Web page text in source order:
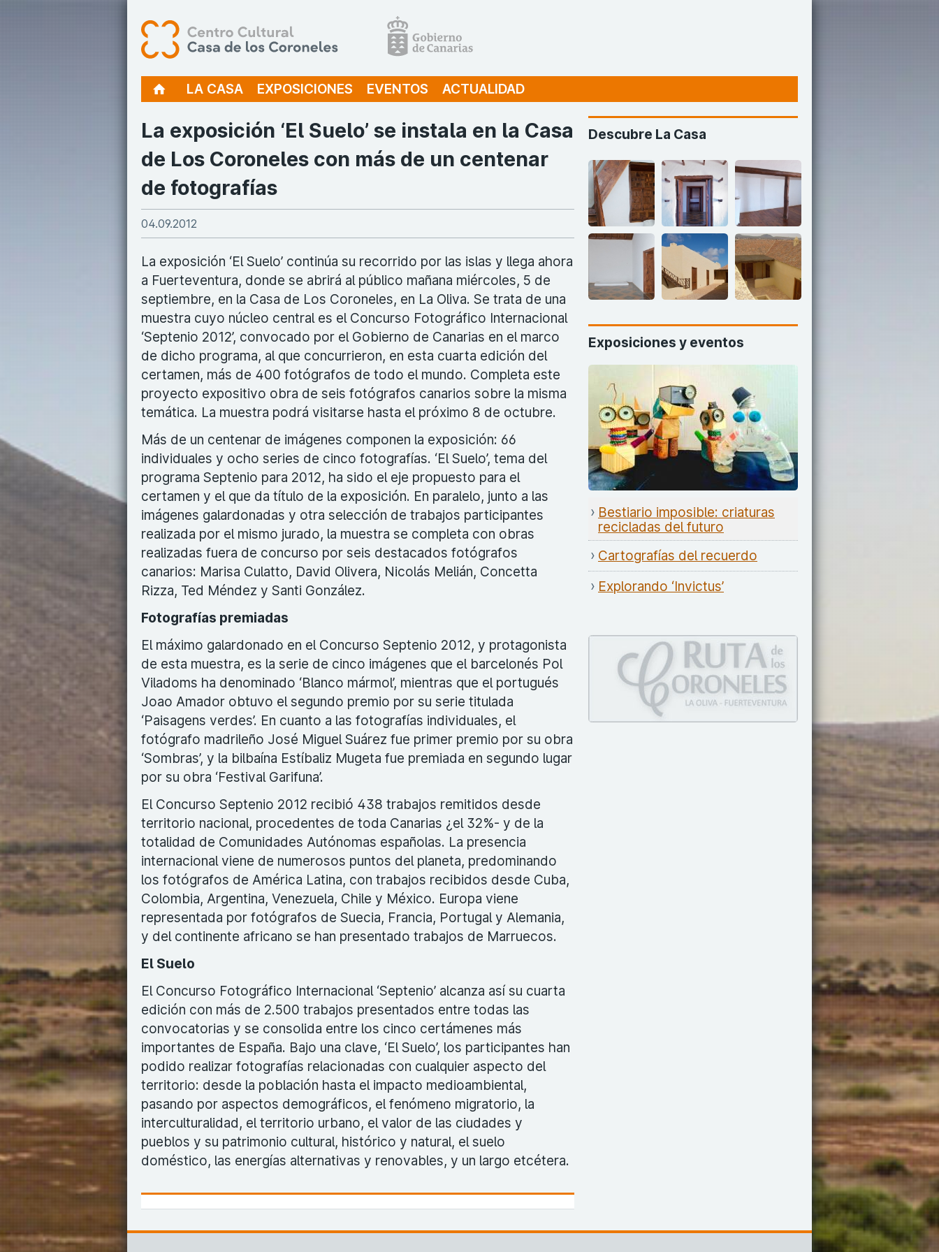
LA CASA EXPOSICIONES EVENTOS ACTUALIDAD
La exposición ‘El Suelo’ se instala en la Casa
de Los Coroneles con más de un centenar
de fotografías
04.09.2012
La exposición ‘El Suelo’ continúa su recorrido por las islas y llega ahora
a Fuerteventura, donde se abrirá al público mañana miércoles, 5 de
septiembre, en la Casa de Los Coroneles, en La Oliva. Se trata de una
muestra cuyo núcleo central es el Concurso Fotográfico Internacional
‘Septenio 2012’, convocado por el Gobierno de Canarias en el marco
de dicho programa, al que concurrieron, en esta cuarta edición del
certamen, más de 400 fotógrafos de todo el mundo. Completa este
proyecto expositivo obra de seis fotógrafos canarios sobre la misma
temática. La muestra podrá visitarse hasta el próximo 8 de octubre.
Más de un centenar de imágenes componen la exposición: 66
individuales y ocho series de cinco fotografías. ‘El Suelo’, tema del
programa Septenio para 2012, ha sido el eje propuesto para el
certamen y el que da título de la exposición. En paralelo, junto a las
imágenes galardonadas y otra selección de trabajos participantes
realizada por el mismo jurado, la muestra se completa con obras
realizadas fuera de concurso por seis destacados fotógrafos
canarios: Marisa Culatto, David Olivera, Nicolás Melián, Concetta
Rizza, Ted Méndez y Santi González.
Fotografías premiadas
El máximo galardonado en el Concurso Septenio 2012, y protagonista
de esta muestra, es la serie de cinco imágenes que el barcelonés Pol
Viladoms ha denominado ‘Blanco mármol’, mientras que el portugués
Joao Amador obtuvo el segundo premio por su serie titulada
‘Paisagens verdes’. En cuanto a las fotografías individuales, el
fotógrafo madrileño José Miguel Suárez fue primer premio por su obra
‘Sombras’, y la bilbaína Estíbaliz Mugeta fue premiada en segundo lugar
por su obra ‘Festival Garifuna’.
El Concurso Septenio 2012 recibió 438 trabajos remitidos desde
territorio nacional, procedentes de toda Canarias ¿el 32%- y de la
totalidad de Comunidades Autónomas españolas. La presencia
internacional viene de numerosos puntos del planeta, predominando
los fotógrafos de América Latina, con trabajos recibidos desde Cuba,
Colombia, Argentina, Venezuela, Chile y México. Europa viene
representada por fotógrafos de Suecia, Francia, Portugal y Alemania,
y del continente africano se han presentado trabajos de Marruecos.
El Suelo
El Concurso Fotográfico Internacional ‘Septenio’ alcanza así su cuarta
edición con más de 2.500 trabajos presentados entre todas las
convocatorias y se consolida entre los cinco certámenes más
importantes de España. Bajo una clave, ‘El Suelo’, los participantes han
podido realizar fotografías relacionadas con cualquier aspecto del
territorio: desde la población hasta el impacto medioambiental,
pasando por aspectos demográficos, el fenómeno migratorio, la
interculturalidad, el territorio urbano, el valor de las ciudades y
pueblos y su patrimonio cultural, histórico y natural, el suelo
doméstico, las energías alternativas y renovables, y un largo etcétera.
Descubre La Casa
Exposiciones y eventos
Bestiario imposible: criaturas
recicladas del futuro
Cartografías del recuerdo
Explorando ‘Invictus’